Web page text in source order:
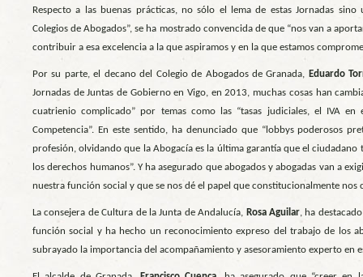
Respecto a las buenas prácticas, no sólo el lema de estas Jornadas
Colegios de Abogados”, se ha mostrado convencida de que “nos van a
contribuir a esa excelencia a la que aspiramos y en la que estamos
Por su parte, el decano del Colegio de Abogados de Granada, Eduardo
Jornadas de Juntas de Gobierno en Vigo, en 2013, muchas cosas han
cuatrienio complicado” por temas como las “tasas judiciales, el IVA
Competencia”. En este sentido, ha denunciado que “lobbys poderosos
profesión, olvidando que la Abogacía es la última garantía que el ciudadano
los derechos humanos”. Y ha asegurado que abogados y abogadas van a
nuestra función social y que se nos dé el papel que constitucionalmente nos
La consejera de Cultura de la Junta de Andalucía, Rosa Aguilar, ha
función social y ha hecho un reconocimiento expreso del trabajo de los
subrayado la importancia del acompañamiento y asesoramiento experto en